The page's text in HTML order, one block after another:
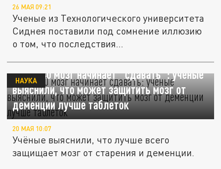
26 МАЯ 09:21
Ученые из Технологического университета
Сиднея поставили под сомнение иллюзию
о том, что последствия...
После 40 мозг начинает "сдавать": учёные
выяснили, что может защитить мозг от
деменции лучше таблеток
НАУКА
20 МАЯ 10:07
Учёные выяснили, что лучше всего
защищает мозг от старения и деменции.